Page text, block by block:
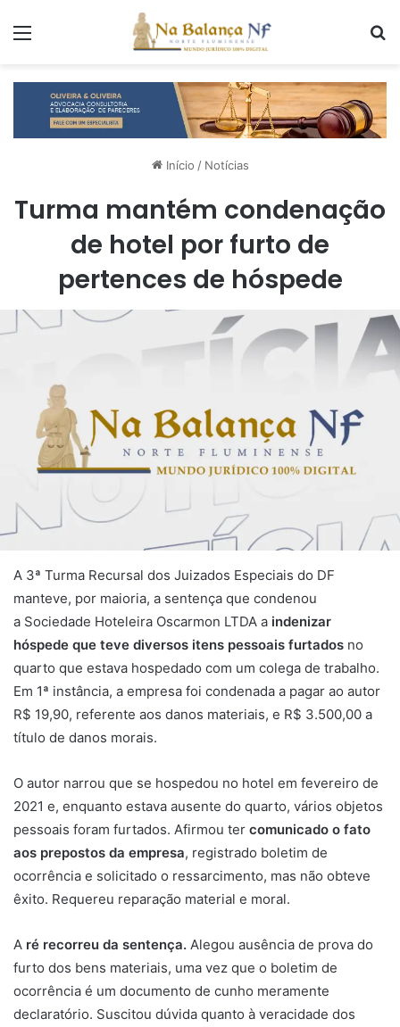
Início / Notícias
Turma mantém condenação
de hotel por furto de
pertences de hóspede
A 3ª Turma Recursal dos Juizados Especiais do DF
manteve, por maioria, a sentença que condenou
a Sociedade Hoteleira Oscarmon LTDA a indenizar
hóspede que teve diversos itens pessoais furtados no
quarto que estava hospedado com um colega de trabalho.
Em 1ª instância, a empresa foi condenada a pagar ao autor
R$ 19,90, referente aos danos materiais, e R$ 3.500,00 a
título de danos morais.
O autor narrou que se hospedou no hotel em fevereiro de
2021 e, enquanto estava ausente do quarto, vários objetos
pessoais foram furtados. Afirmou ter comunicado o fato
aos prepostos da empresa, registrado boletim de
ocorrência e solicitado o ressarcimento, mas não obteve
êxito. Requereu reparação material e moral.
A ré recorreu da sentença. Alegou ausência de prova do
furto dos bens materiais, uma vez que o boletim de
ocorrência é um documento de cunho meramente
declaratório. Suscitou dúvida quanto à veracidade dos